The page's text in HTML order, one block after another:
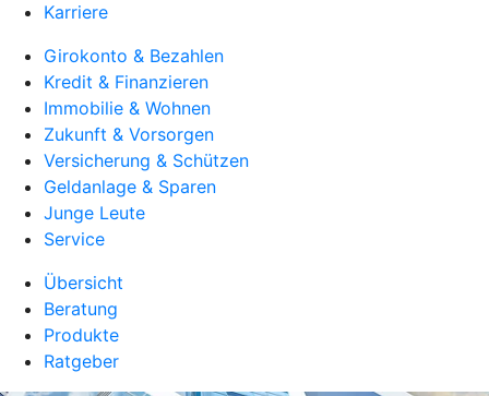
Karriere
Girokonto & Bezahlen
Kredit & Finanzieren
Immobilie & Wohnen
Zukunft & Vorsorgen
Versicherung & Schützen
Geldanlage & Sparen
Junge Leute
Service
Übersicht
Beratung
Produkte
Ratgeber